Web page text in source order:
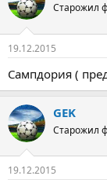
Старожил
19.12.2015
Сампдория (
GEK
Старожил
19.12.2015